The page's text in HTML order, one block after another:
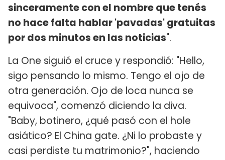
sinceramente con el nombre que tenés
no hace falta hablar 'pavadas' gratuitas
por dos minutos en las noticias".
La One siguió el cruce y respondió: "Hello,
sigo pensando lo mismo. Tengo el ojo de
otra generación. Ojo de loca nunca se
equivoca", comenzó diciendo la diva.
"Baby, botinero, ¿qué pasó con el hole
asiático? El China gate. ¿Ni lo probaste y
casi perdiste tu matrimonio?", haciendo